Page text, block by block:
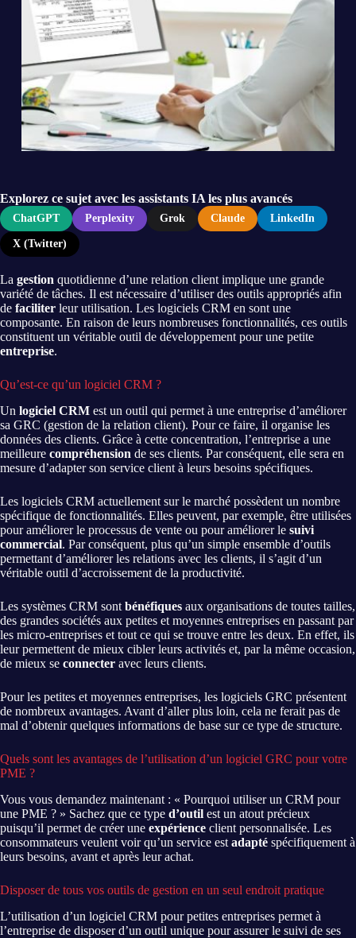
Explorez ce sujet avec les assistants IA les plus avancés
ChatGPT Perplexity Grok Claude LinkedIn
X (Twitter)
La gestion quotidienne d’une relation client implique une grande
variété de tâches. Il est nécessaire d’utiliser des outils appropriés afin
de faciliter leur utilisation. Les logiciels CRM en sont une
composante. En raison de leurs nombreuses fonctionnalités, ces outils
constituent un véritable outil de développement pour une petite
entreprise.
Qu’est-ce qu’un logiciel CRM ?
Un logiciel CRM est un outil qui permet à une entreprise d’améliorer
sa GRC (gestion de la relation client). Pour ce faire, il organise les
données des clients. Grâce à cette concentration, l’entreprise a une
meilleure compréhension de ses clients. Par conséquent, elle sera en
mesure d’adapter son service client à leurs besoins spécifiques.
Les logiciels CRM actuellement sur le marché possèdent un nombre
spécifique de fonctionnalités. Elles peuvent, par exemple, être utilisées
pour améliorer le processus de vente ou pour améliorer le suivi
commercial. Par conséquent, plus qu’un simple ensemble d’outils
permettant d’améliorer les relations avec les clients, il s’agit d’un
véritable outil d’accroissement de la productivité.
Les systèmes CRM sont bénéfiques aux organisations de toutes tailles,
des grandes sociétés aux petites et moyennes entreprises en passant par
les micro-entreprises et tout ce qui se trouve entre les deux. En effet, ils
leur permettent de mieux cibler leurs activités et, par la même occasion,
de mieux se connecter avec leurs clients.
Pour les petites et moyennes entreprises, les logiciels GRC présentent
de nombreux avantages. Avant d’aller plus loin, cela ne ferait pas de
mal d’obtenir quelques informations de base sur ce type de structure.
Quels sont les avantages de l’utilisation d’un logiciel GRC pour votre
PME ?
Vous vous demandez maintenant : « Pourquoi utiliser un CRM pour
une PME ? » Sachez que ce type d’outil est un atout précieux
puisqu’il permet de créer une expérience client personnalisée. Les
consommateurs veulent voir qu’un service est adapté spécifiquement à
leurs besoins, avant et après leur achat.
Disposer de tous vos outils de gestion en un seul endroit pratique
L’utilisation d’un logiciel CRM pour petites entreprises permet à
l’entreprise de disposer d’un outil unique pour assurer le suivi de ses